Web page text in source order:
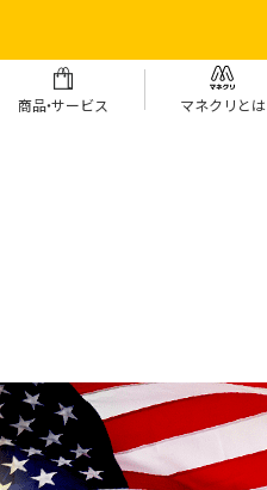
商品・サービス マネクリとは